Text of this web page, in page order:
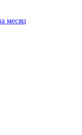
месяц